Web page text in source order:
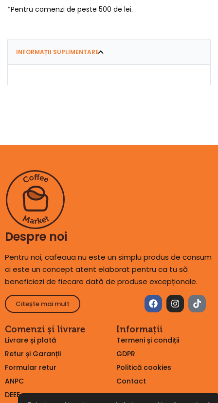
*Pentru comenzi de peste 500 de lei.
INFORMAȚII SUPLIMENTARE
Despre noi
Pentru noi, cafeaua nu este un simplu produs de consum
ci este un concept atent elaborat pentru ca tu să
beneficiezi de fiecare dată de produse excepționale.
Citește mai mult
Comenzi și livrare
Livrare și plată
Retur și Garanții
Formular retur
ANPC
DEEE
Informații
Termeni și condiții
GDPR
Politică cookies
Contact